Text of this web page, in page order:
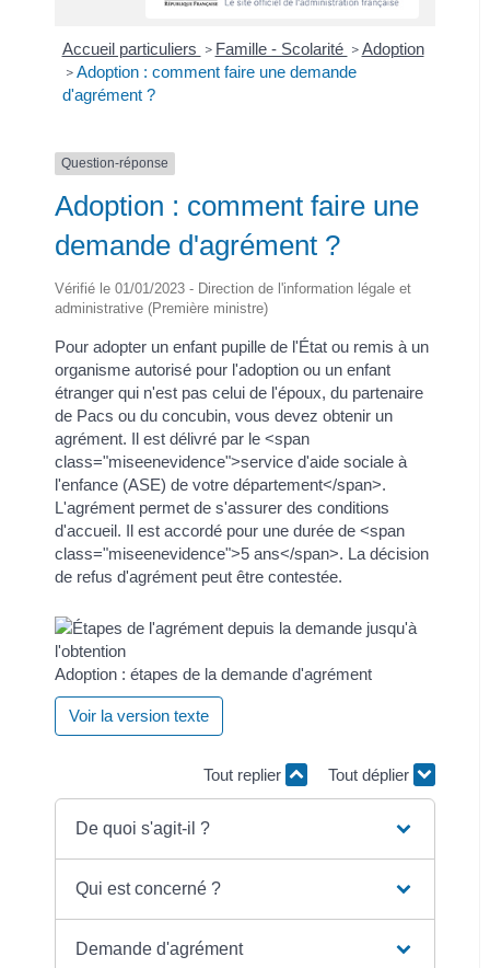
Accueil particuliers > Famille - Scolarité > Adoption
> Adoption : comment faire une demande
d'agrément ?
Question-réponse
Adoption : comment faire une
demande d'agrément ?
Vérifié le 01/01/2023 - Direction de l'information légale et
administrative (Première ministre)
Pour adopter un enfant pupille de l'État ou remis à un
organisme autorisé pour l'adoption ou un enfant
étranger qui n'est pas celui de l'époux, du partenaire
de Pacs ou du concubin, vous devez obtenir un
agrément. Il est délivré par le <span
class="miseenevidence">service d'aide sociale à
l'enfance (ASE) de votre département</span>.
L'agrément permet de s'assurer des conditions
d'accueil. Il est accordé pour une durée de <span
class="miseenevidence">5 ans</span>. La décision
de refus d'agrément peut être contestée.
Adoption : étapes de la demande d'agrément
Voir la version texte
Tout replier Tout déplier
De quoi s'agit-il ?
Qui est concerné ?
Demande d'agrément